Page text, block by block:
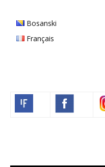
Bosanski
Français